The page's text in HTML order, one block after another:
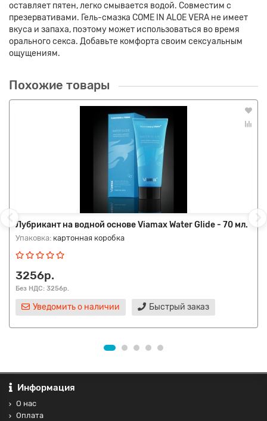
оставляет пятен, легко смывается водой. Совместим с
презервативами. Гель-смазка COME IN ALOE VERA не имеет
вкуса и запаха, поэтому может использоваться во время
орального секса. Добавьте комфорта своим сексуальным
ощущениям.
Похожие товары
Лубрикант на водной основе Viamax Water Glide - 70 мл.
Упаковка: картонная коробка
3256р.
Без НДС: 3256р.
Уведомить о наличии Быстрый заказ
Информация
О нас
Оплата